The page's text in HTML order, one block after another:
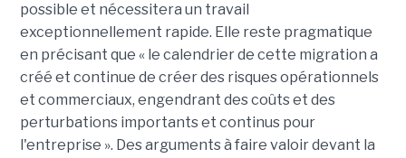
possible et nécessitera un travail
exceptionnellement rapide. Elle reste pragmatique
en précisant que « le calendrier de cette migration a
créé et continue de créer des risques opérationnels
et commerciaux, engendrant des coûts et des
perturbations importants et continus pour
l'entreprise ». Des arguments à faire valoir devant la